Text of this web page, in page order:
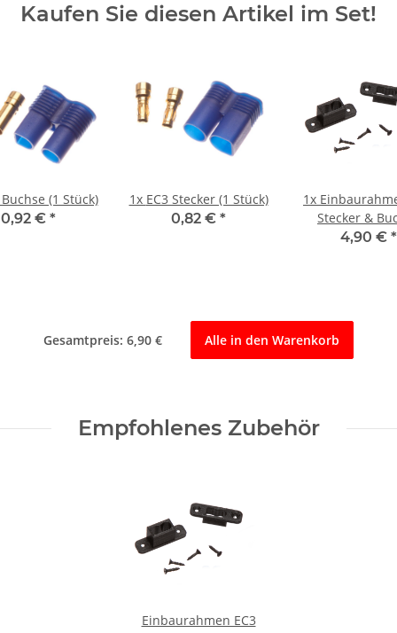
Kaufen Sie diesen Artikel im Set!
Buchse (1 Stück)
0,92 € *
1x EC3 Stecker (1 Stück)
0,82 € *
1x
Stecker &
4,90 € *
Gesamtpreis: 6,90 € Alle in den Warenkorb
Empfohlenes Zubehör
Einbaurahmen EC3